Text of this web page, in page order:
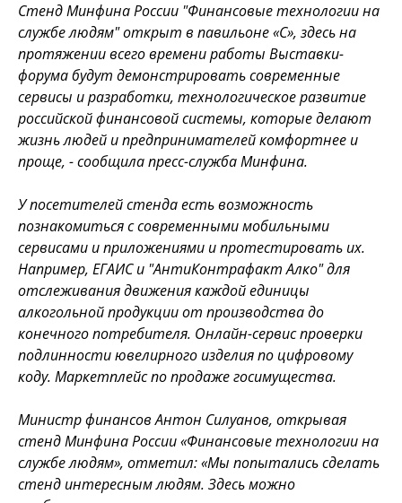
Стенд Минфина России "Финансовые технологии на
службе людям" открыт в павильоне «С», здесь на
протяжении всего времени работы Выставки-
форума будут демонстрировать современные
сервисы и разработки, технологическое развитие
российской финансовой системы, которые делают
жизнь людей и предпринимателей комфортнее и
проще, - сообщила пресс-служба Минфина.
У посетителей стенда есть возможность
познакомиться с современными мобильными
сервисами и приложениями и протестировать их.
Например, ЕГАИС и "АнтиКонтрафакт Алко" для
отслеживания движения каждой единицы
алкогольной продукции от производства до
конечного потребителя. Онлайн-сервис проверки
подлинности ювелирного изделия по цифровому
коду. Маркетплейс по продаже госимущества.
Министр финансов Антон Силуанов, открывая
стенд Минфина России «Финансовые технологии на
службе людям», отметил: «Мы попытались сделать
стенд интересным людям. Здесь можно